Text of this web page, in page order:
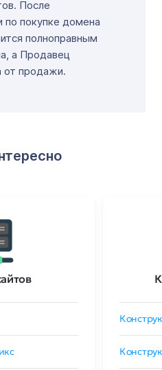
После
по покупке домена
полноправным
а Продавец
от продажи.